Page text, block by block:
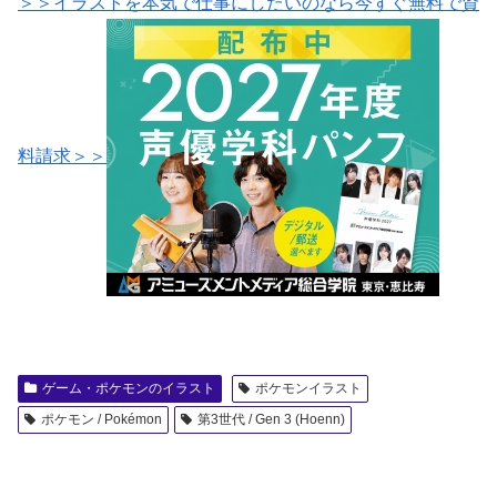
料請求＞＞
ゲーム・ポケモンのイラスト
ポケモンイラスト
ポケモン / Pokémon
第3世代 / Gen 3 (Hoenn)